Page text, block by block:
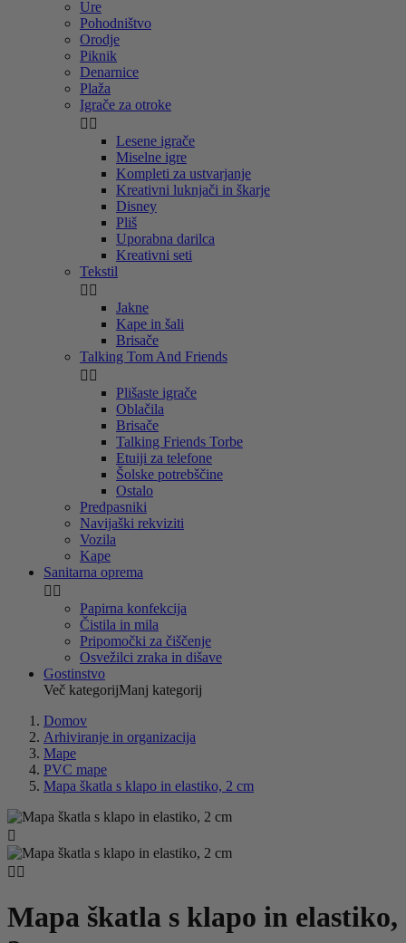
Ure
Pohodništvo
Orodje
Piknik
Denarnice
Plaža
Igrače za otroke
 
Lesene igrače
Miselne igre
Kompleti za ustvarjanje
Kreativni luknjači in škarje
Disney
Pliš
Uporabna darilca
Kreativni seti
Tekstil
 
Jakne
Kape in šali
Brisače
Talking Tom And Friends
 
Plišaste igrače
Oblačila
Brisače
Talking Friends Torbe
Etuiji za telefone
Šolske potrebščine
Ostalo
Predpasniki
Navijaški rekviziti
Vozila
Kape
Sanitarna oprema
 
Papirna konfekcija
Čistila in mila
Pripomočki za čiščenje
Osvežilci zraka in dišave
Gostinstvo
Več kategorijManj kategorij
Domov
Arhiviranje in organizacija
Mape
PVC mape
Mapa škatla s klapo in elastiko, 2 cm

 
Mapa škatla s klapo in elastiko,